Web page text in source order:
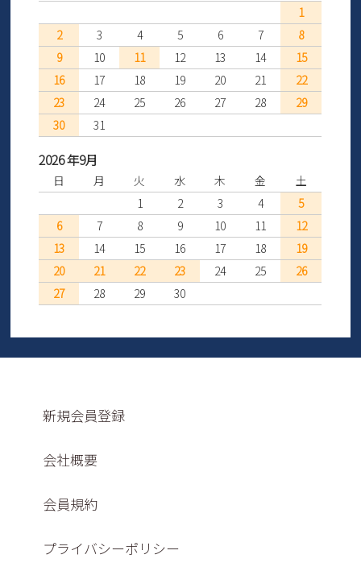
1
2
3 4 5 6 7
8
9
10 11 12 13 14
15
16
17 18 19 20 21
22
23
24 25 26 27 28
29
30
31
2026 年9月
日 月 火 水 木 金
土
1
2 3 4
5
6
7 8 9 10 11
12
13
14 15 16 17 18
19
20
21 22 23 24 25
26
27
28 29 30
新規会員登録
会社概要
会員規約
プライバシーポリシー